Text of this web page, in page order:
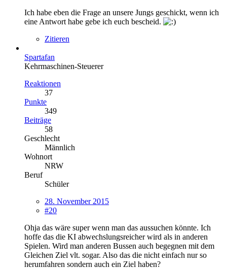
Ich habe eben die Frage an unsere Jungs geschickt, wenn ich
eine Antwort habe gebe ich euch bescheid.
Zitieren
Spartafan
Kehrmaschinen-Steuerer
Reaktionen
37
Punkte
349
Beiträge
58
Geschlecht
Männlich
Wohnort
NRW
Beruf
Schüler
28. November 2015
#20
Ohja das wäre super wenn man das aussuchen könnte. Ich
hoffe das die KI abwechslungsreicher wird als in anderen
Spielen. Wird man anderen Bussen auch begegnen mit dem
Gleichen Ziel vlt. sogar. Also das die nicht einfach nur so
herumfahren sondern auch ein Ziel haben?